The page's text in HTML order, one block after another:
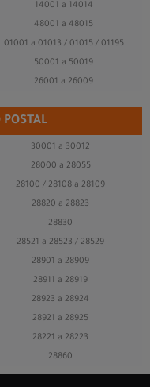
14001 a 14014
48001 a 48015
01001 a 01013 / 01015 / 01195
50001 a 50019
26001 a 26009
30001 a 30012
28000 a 28055
28100 / 28108 a 28109
28820 a 28823
28830
28521 a 28523 / 28529
28901 a 28909
28911 a 28919
28923 a 28924
28921 a 28925
28221 a 28223
28860